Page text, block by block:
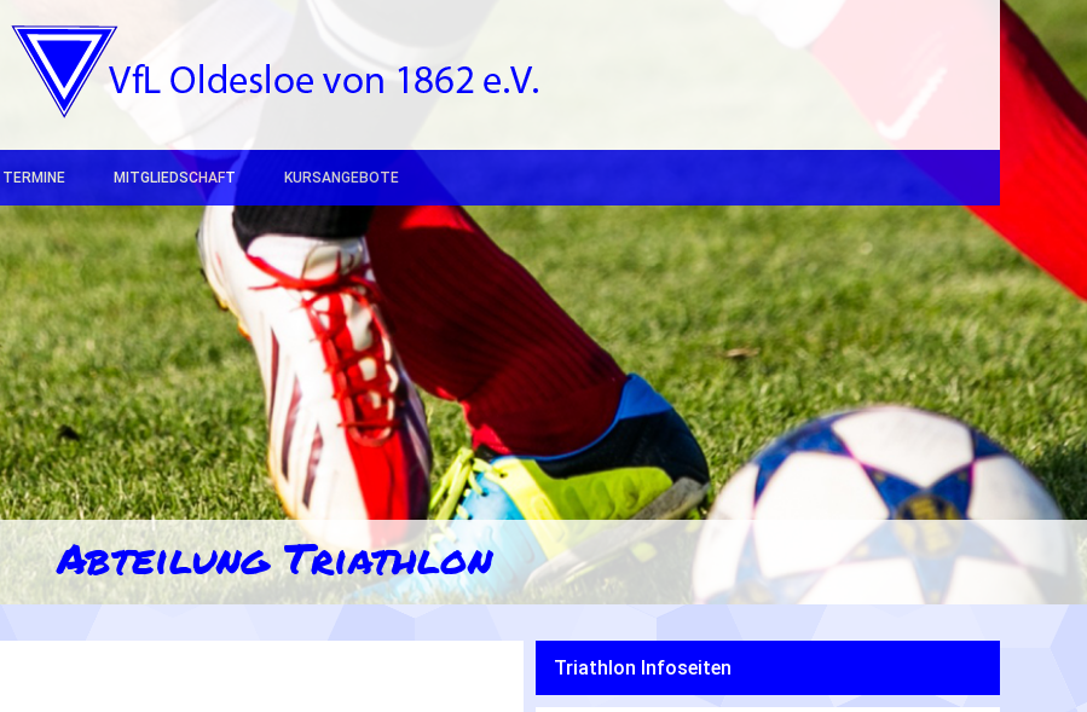
TERMINE MITGLIEDSCHAFT KURSANGEBOTE
Abteilung Triathlon
Triathlon Infoseiten